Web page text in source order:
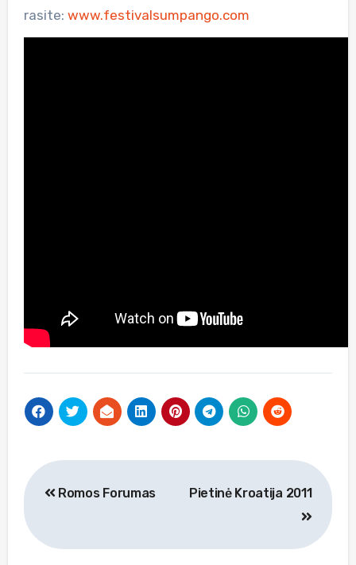
rasite: www.festivalsumpango.com
Navigacija
įrašų
Romos Forumas Pietinė Kroatija 2011